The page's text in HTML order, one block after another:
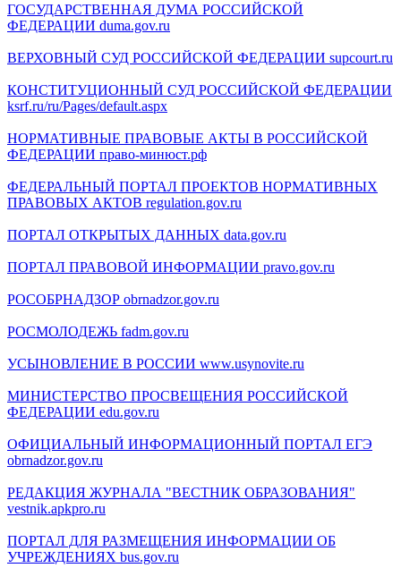
ГОСУДАРСТВЕННАЯ ДУМА РОССИЙСКОЙ
ФЕДЕРАЦИИ duma.gov.ru
ВЕРХОВНЫЙ СУД РОССИЙСКОЙ ФЕДЕРАЦИИ supcourt.ru
КОНСТИТУЦИОННЫЙ СУД РОССИЙСКОЙ ФЕДЕРАЦИИ
ksrf.ru/ru/Pages/default.aspx
НОРМАТИВНЫЕ ПРАВОВЫЕ АКТЫ В РОССИЙСКОЙ
ФЕДЕРАЦИИ право-минюст.рф
ФЕДЕРАЛЬНЫЙ ПОРТАЛ ПРОЕКТОВ НОРМАТИВНЫХ
ПРАВОВЫХ АКТОВ regulation.gov.ru
ПОРТАЛ ОТКРЫТЫХ ДАННЫХ data.gov.ru
ПОРТАЛ ПРАВОВОЙ ИНФОРМАЦИИ pravo.gov.ru
РОСОБРНАДЗОР obrnadzor.gov.ru
РОСМОЛОДЕЖЬ fadm.gov.ru
УСЫНОВЛЕНИЕ В РОССИИ www.usynovite.ru
МИНИСТЕРСТВО ПРОСВЕЩЕНИЯ РОССИЙСКОЙ
ФЕДЕРАЦИИ edu.gov.ru
ОФИЦИАЛЬНЫЙ ИНФОРМАЦИОННЫЙ ПОРТАЛ ЕГЭ
obrnadzor.gov.ru
РЕДАКЦИЯ ЖУРНАЛА "ВЕСТНИК ОБРАЗОВАНИЯ"
vestnik.apkpro.ru
ПОРТАЛ ДЛЯ РАЗМЕЩЕНИЯ ИНФОРМАЦИИ ОБ
УЧРЕЖДЕНИЯХ bus.gov.ru